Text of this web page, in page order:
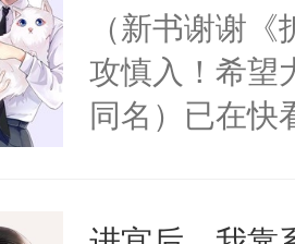
（新书谢谢
攻慎入！希望
同名）已在快